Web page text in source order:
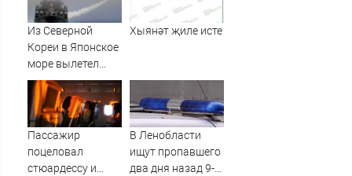
Из Северной
Кореи в Японское
море вылетел
неопознанный
снаряд
Хыянәт җиле исте
Пассажир
поцеловал
стюардессу и
В Ленобласти
ищут пропавшего
два дня назад 9-